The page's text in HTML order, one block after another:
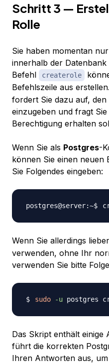
Schritt 3 —
Rolle
Sie haben momentan
innerhalb der
Befehl
createrole
Befehlszeile aus
fordert Sie dazu auf,
einzugeben und fragt
Berechtigung erhalten
Wenn Sie als Postgres-
können Sie einen neuen
Sie Folgendes eingeben:
Wenn Sie allerdings lieber
verwenden, ohne Ihr
verwenden Sie bitte
sudo -u postgres
Das Skript enthält einige
führt die korrekten
Ihren Antworten aus,